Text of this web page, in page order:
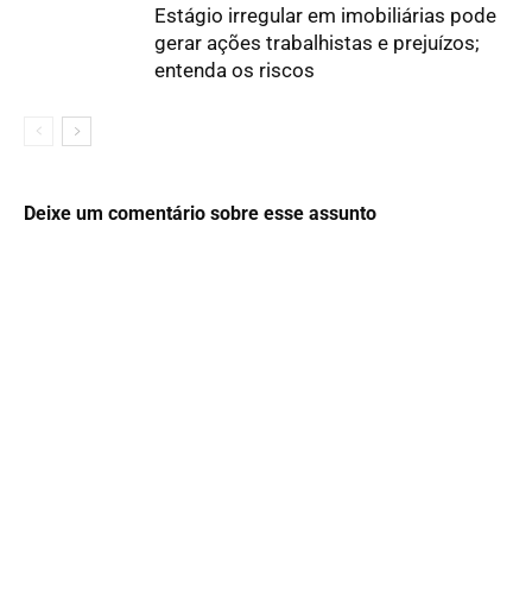
Estágio irregular em imobiliárias pode
gerar ações trabalhistas e prejuízos;
entenda os riscos
Deixe um comentário sobre esse assunto